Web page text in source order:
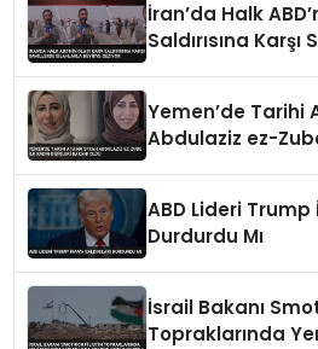
İran’da Halk
Saldırısına
Yemen’de Tarihi
Abdulaziz ez-
ABD Lideri Trump
Durdurdu Mı
İsrail Bakanı
Topraklarında